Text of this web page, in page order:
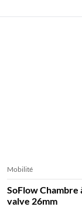
Mobilité
SoFlow Chambre
valve 26mm